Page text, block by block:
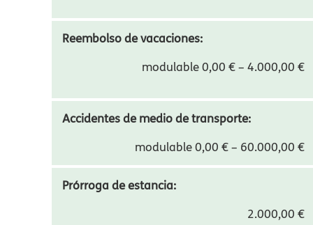
Reembolso de vacaciones:
modulable 0,00 € – 4.000,00 €
Accidentes de medio de transporte:
modulable 0,00 € – 60.000,00 €
Prórroga de estancia:
2.000,00 €